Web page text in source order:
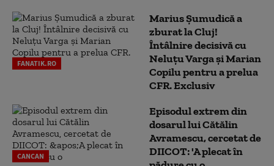
FANATIK.RO
Marius Şumudică a
zburat la Cluj!
Întâlnire decisivă cu
Neluţu Varga şi Marian
Copilu pentru a prelua
CFR. Exclusiv
CANCAN
Episodul extrem din
dosarul lui Cătălin
Avramescu, cercetat de
DIICOT: 'A plecat în